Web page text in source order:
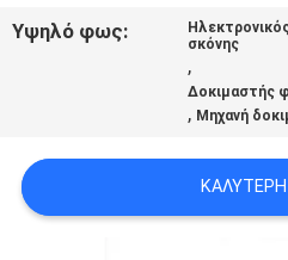
PRIVACY
Υψηλό φως:
σκόνης
,
Δοκιμαστής
, Μηχανή